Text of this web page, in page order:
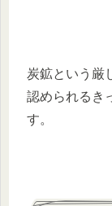
炭鉱という厳
認められるき
す。